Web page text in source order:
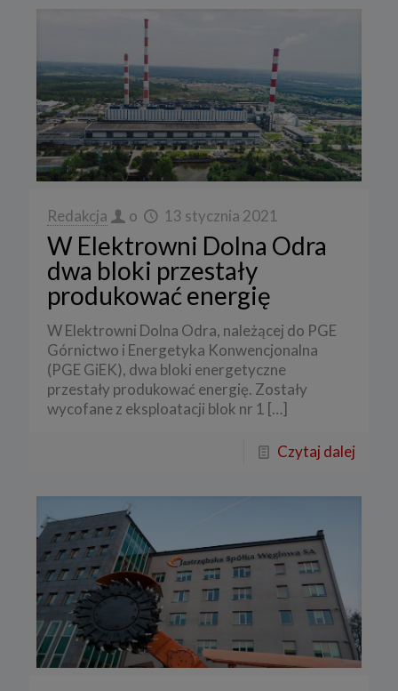
Redakcja o 13 stycznia 2021
W Elektrowni Dolna Odra
dwa bloki przestały
produkować energię
W Elektrowni Dolna Odra, należącej do PGE
Górnictwo i Energetyka Konwencjonalna
(PGE GiEK), dwa bloki energetyczne
przestały produkować energię. Zostały
wycofane z eksploatacji blok nr 1 […]
Czytaj dalej